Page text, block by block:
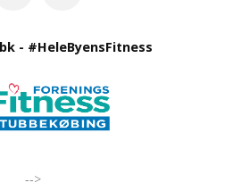
- #HeleByensFitness
-->